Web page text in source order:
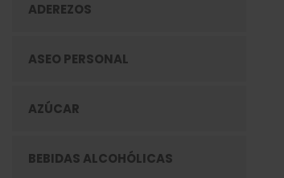
ADEREZOS
ASEO PERSONAL
AZÚCAR
BEBIDAS ALCOHÓLICAS